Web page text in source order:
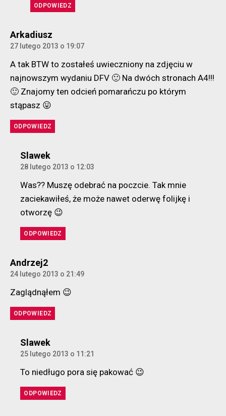
ODPOWIEDZ
Arkadiusz
27 lutego 2013 o 19:07
A tak BTW to zostałeś uwieczniony na zdjęciu w
najnowszym wydaniu DFV 🙂 Na dwóch stronach A4!!!
🙂 Znajomy ten odcień pomarańczu po którym
stąpasz 😛
ODPOWIEDZ
Slawekkomentarz:
28 lutego 2013 o 12:03
Was?? Muszę odebrać na poczcie. Tak mnie
zaciekawiłeś, że może nawet oderwę folijkę i
otworzę 😉
ODPOWIEDZ
Andrzej2komentarz:
24 lutego 2013 o 21:49
Zaglądnąłem 😉
ODPOWIEDZ
Slawekkomentarz:
25 lutego 2013 o 11:21
To niedługo pora się pakować 😉
ODPOWIEDZ